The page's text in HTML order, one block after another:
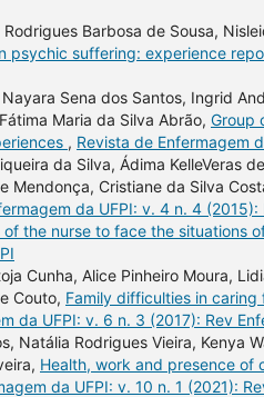
Barbosa de Sousa,
psychic suffering: experience
Sena dos Santos, Ingrid
Maria da Silva Abrão, Group
, Revista de Enfermagem
da Silva, Ádima KelleVeras
Mendonça, Cristiane da Silva
da UFPI: v. 4 n. 4 (2015):
the nurse to face the situations
Cunha, Alice Pinheiro Moura,
Couto, Family difficulties in
da UFPI: v. 6 n. 3 (2017): Rev
Natália Rodrigues Vieira, Kenya
Health, work and presence of
da UFPI: v. 10 n. 1 (2021):